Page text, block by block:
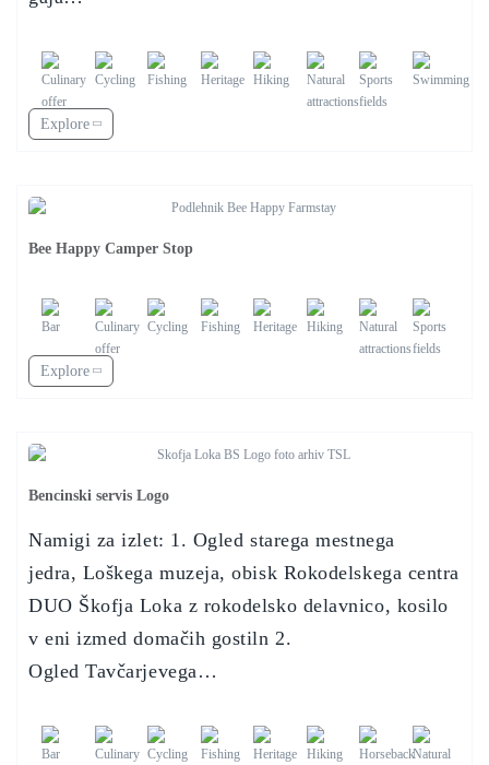
Explore
Bee Happy Camper Stop
Explore
Bencinski servis Logo
Namigi za izlet: 1. Ogled starega mestnega
jedra, Loškega muzeja, obisk Rokodelskega centra
DUO Škofja Loka z rokodelsko delavnico, kosilo
v eni izmed domačih gostiln 2.
Ogled Tavčarjevega…